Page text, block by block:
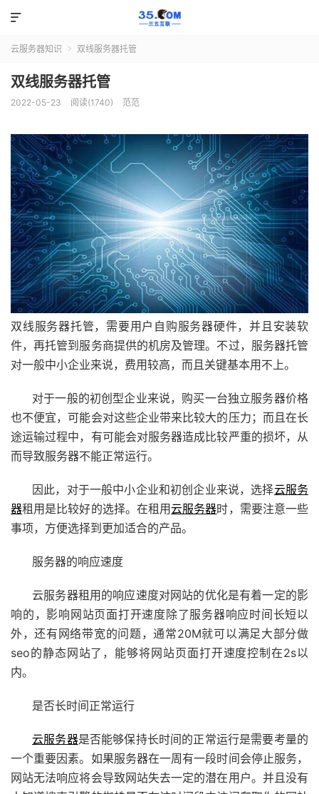

云服务器知识  双线服务器托管
双线服务器托管
2022-05-23 阅读(1740) 范范
双线服务器托管，需要用户自购服务器硬件，并且安装软
件，再托管到服务商提供的机房及管理。不过，服务器托管
对一般中小企业来说，费用较高，而且关键基本用不上。
对于一般的初创型企业来说，购买一台独立服务器价格
也不便宜，可能会对这些企业带来比较大的压力；而且在长
途运输过程中，有可能会对服务器造成比较严重的损坏，从
而导致服务器不能正常运行。
因此，对于一般中小企业和初创企业来说，选择云服务
器租用是比较好的选择。在租用云服务器时，需要注意一些
事项，方便选择到更加适合的产品。
服务器的响应速度
云服务器租用的响应速度对网站的优化是有着一定的影
响的，影响网站页面打开速度除了服务器响应时间长短以
外，还有网络带宽的问题，通常20M就可以满足大部分做
seo的静态网站了，能够将网站页面打开速度控制在2s以
内。
是否长时间正常运行
云服务器是否能够保持长时间的正常运行是需要考量的
一个重要因素。如果服务器在一周有一段时间会停止服务，
网站无法响应将会导致网站失去一定的潜在用户。并且没有